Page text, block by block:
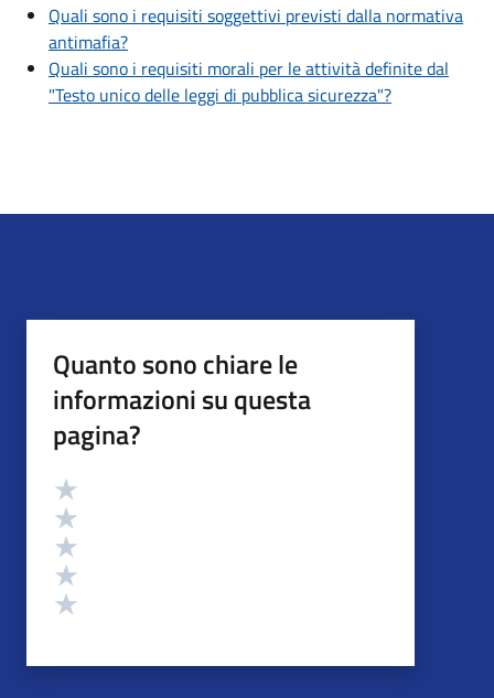
Quali sono i requisiti soggettivi previsti dalla normativa
antimafia?
Quali sono i requisiti morali per le attività definite dal
"Testo unico delle leggi di pubblica sicurezza"?
Quanto sono chiare le
informazioni su questa
pagina?
Valutazione